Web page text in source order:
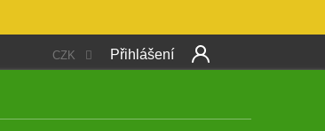
OBCHODNÍ PODMÍNKY PODMÍNKY OCHRANY
CZK Přihlášení